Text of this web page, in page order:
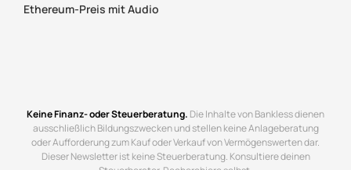
Ethereum-Preis mit Audio
Keine Finanz- oder Steuerberatung. Die Inhalte von Bankless dienen
ausschließlich Bildungszwecken und stellen keine Anlageberatung
oder Aufforderung zum Kauf oder Verkauf von Vermögenswerten dar.
Dieser Newsletter ist keine Steuerberatung. Konsultiere deinen